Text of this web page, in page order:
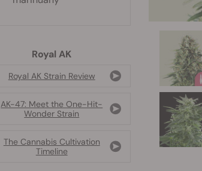
Royal AK
Royal AK Strain Review
AK-47: Meet the One-Hit-
Wonder Strain
The Cannabis Cultivation
Timeline